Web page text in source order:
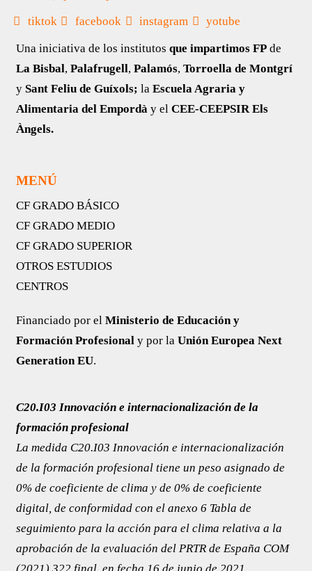
tiktok facebook instagram yotube
Una iniciativa de los institutosque impartimos FP de
La Bisbal,Palafrugell,Palamós,Torroella de Montgrí
y Sant Feliu de Guíxols;la Escuela Agraria y
Alimentaria del Empordày el CEE-CEEPSIR Els
Àngels.
MENÚ
CF GRADO BÁSICO
CF GRADO MEDIO
CF GRADO SUPERIOR
OTROS ESTUDIOS
CENTROS
Financiado por elMinisterio de Educación y
Formación Profesional y por laUnión Europea Next
Generation EU.
C20.I03 Innovación e internacionalización de la
formación profesional
La medida C20.I03 Innovación e internacionalización
de la formación profesional tiene un peso asignado de
0% de coeficiente de clima y de 0% de coeficiente
digital, de conformidad con el anexo 6 ​​Tabla de
seguimiento para la acción para el clima relativa a la
aprobación de la evaluación del PRTR de España COM